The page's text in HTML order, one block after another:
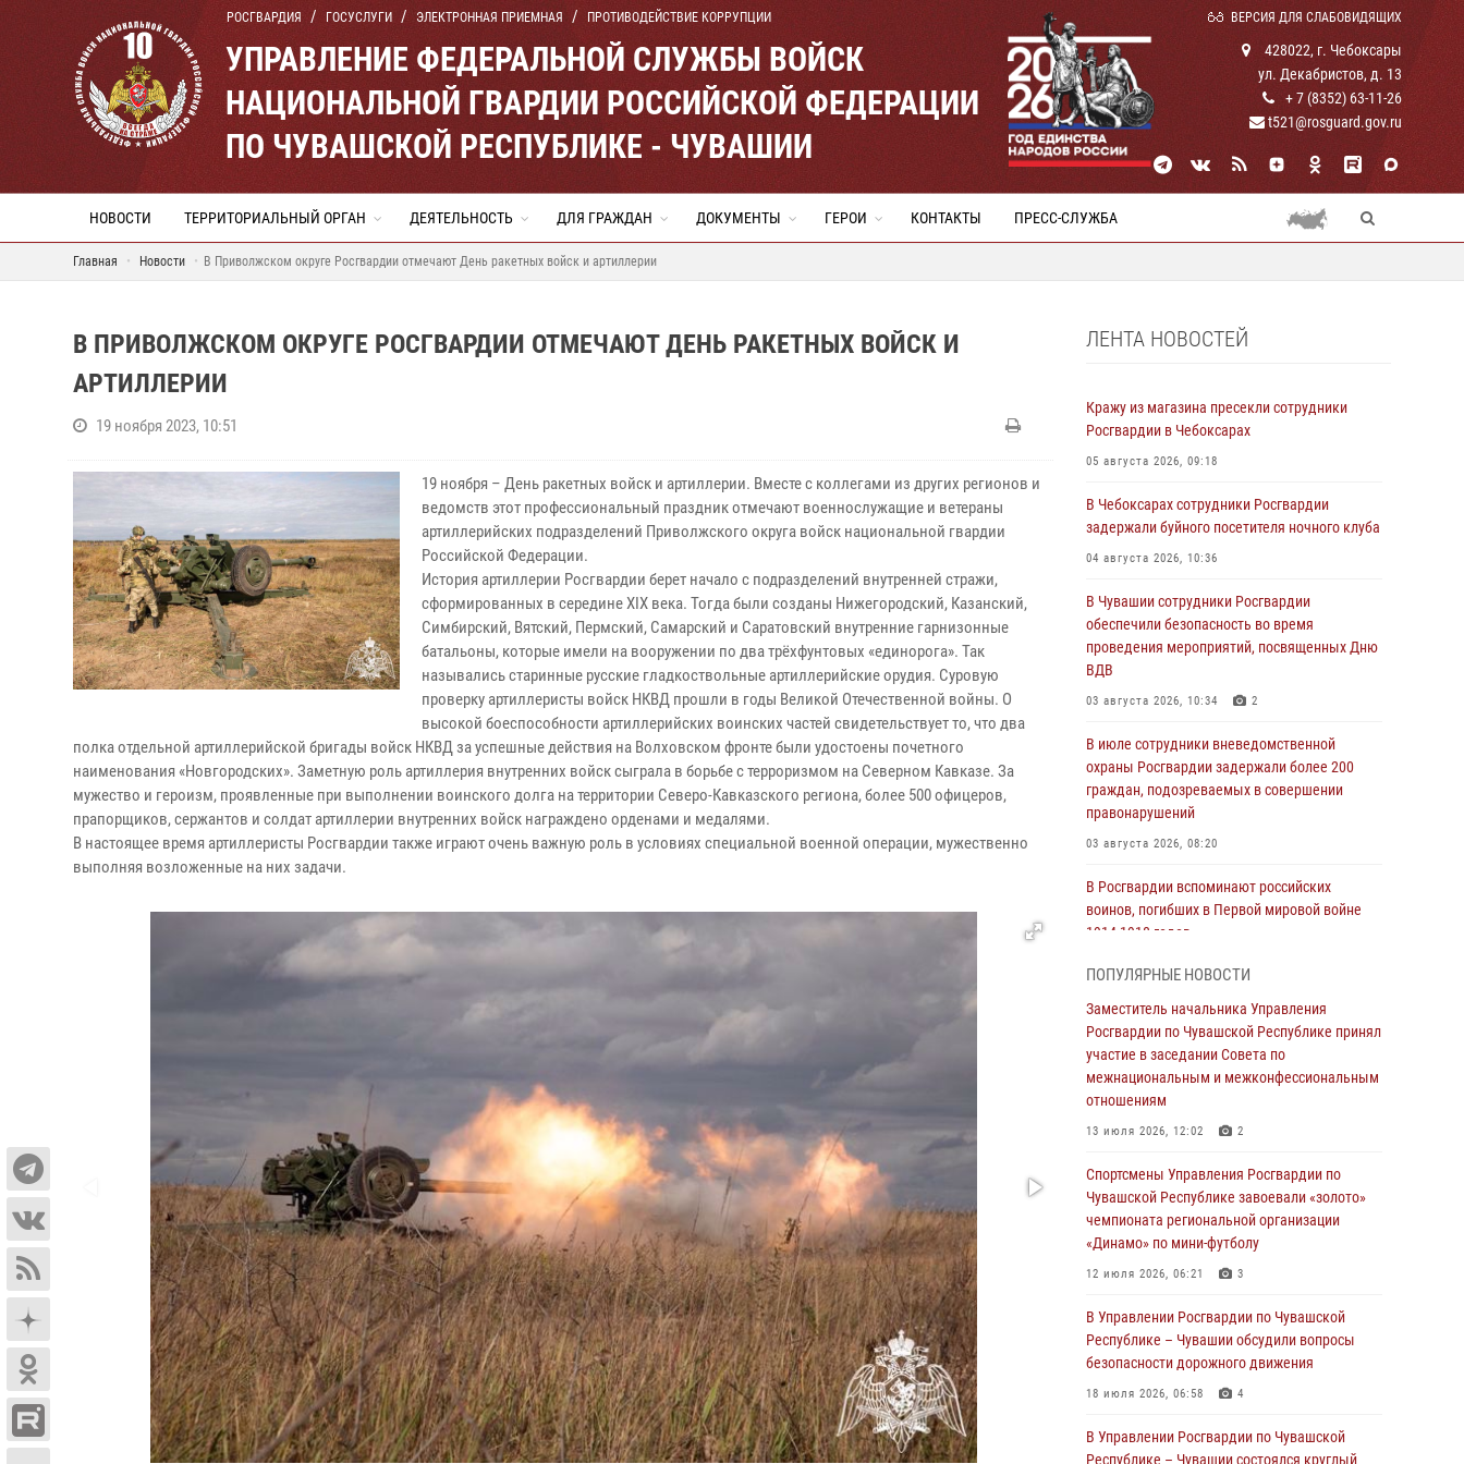
РОСГВАРДИЯ ГОСУСЛУГИ ЭЛЕКТРОННАЯ ПРИЕМНАЯ ПРОТИВОДЕЙСТВИЕ КОРРУПЦИИ ВЕРСИЯ ДЛЯ СЛАБОВИДЯЩИХ
УПРАВЛЕНИЕ ФЕДЕРАЛЬНОЙ СЛУЖБЫ ВОЙСК
НАЦИОНАЛЬНОЙ ГВАРДИИ РОССИЙСКОЙ ФЕДЕРАЦИИ
ПО ЧУВАШСКОЙ РЕСПУБЛИКЕ - ЧУВАШИИ
428022, г. Чебоксары
ул. Декабристов, д. 13
+ 7 (8352) 63-11-26
t521@rosguard.gov.ru
НОВОСТИ ТЕРРИТОРИАЛЬНЫЙ ОРГАН ДЕЯТЕЛЬНОСТЬ ДЛЯ ГРАЖДАН ДОКУМЕНТЫ ГЕРОИ КОНТАКТЫ ПРЕСС-СЛУЖБА
Главная Новости В Приволжском округе Росгвардии отмечают День ракетных войск и артиллерии
В ПРИВОЛЖСКОМ ОКРУГЕ РОСГВАРДИИ ОТМЕЧАЮТ ДЕНЬ РАКЕТНЫХ ВОЙСК И
АРТИЛЛЕРИИ
19 ноября 2023, 10:51
19 ноября – День ракетных войск и артиллерии. Вместе с коллегами из других регионов и
ведомств этот профессиональный праздник отмечают военнослужащие и ветераны
артиллерийских подразделений Приволжского округа войск национальной гвардии
Российской Федерации.
История артиллерии Росгвардии берет начало с подразделений внутренней стражи,
сформированных в середине XIX века. Тогда были созданы Нижегородский, Казанский,
Симбирский, Вятский, Пермский, Самарский и Саратовский внутренние гарнизонные
батальоны, которые имели на вооружении по два трёхфунтовых «единорога». Так
назывались старинные русские гладкоствольные артиллерийские орудия. Суровую
проверку артиллеристы войск НКВД прошли в годы Великой Отечественной войны. О
высокой боеспособности артиллерийских воинских частей свидетельствует то, что два
полка отдельной артиллерийской бригады войск НКВД за успешные действия на Волховском фронте были удостоены почетного
наименования «Новгородских». Заметную роль артиллерия внутренних войск сыграла в борьбе с терроризмом на Северном Кавказе. За
мужество и героизм, проявленные при выполнении воинского долга на территории Северо-Кавказского региона, более 500 офицеров,
прапорщиков, сержантов и солдат артиллерии внутренних войск награждено орденами и медалями.
В настоящее время артиллеристы Росгвардии также играют очень важную роль в условиях специальной военной операции, мужественно
выполняя возложенные на них задачи.
ЛЕНТА НОВОСТЕЙ
Кражу из магазина пресекли сотрудники
Росгвардии в Чебоксарах
05 августа 2026, 09:18
В Чебоксарах сотрудники Росгвардии
задержали буйного посетителя ночного клуба
04 августа 2026, 10:36
В Чувашии сотрудники Росгвардии
обеспечили безопасность во время
проведения мероприятий, посвященных Дню
ВДВ
03 августа 2026, 10:34 2
В июле сотрудники вневедомственной
охраны Росгвардии задержали более 200
граждан, подозреваемых в совершении
правонарушений
03 августа 2026, 08:20
В Росгвардии вспоминают российских
воинов, погибших в Первой мировой войне
1914-1918 годов
В Ядрине сотрудники Росгвардии задержали
подозреваемого в причинении тяжкого вреда
здоровью
01 августа 2026, 06:12
1 августа – День дежурной службы войск
Федерации
01 августа 2026, 05:17
Директор Росгвардии Герой России генерал
армии Виктор Золотов поздравил
профессиональным праздником
01 августа 2026, 00:01
В Чебоксарах при участии спецназа
немаркированной никотиносодержащей
продукции (видео)
ПОПУЛЯРНЫЕ НОВОСТИ
Заместитель начальника Управления
Росгвардии по Чувашской Республике принял
участие в заседании Совета по
межнациональным и межконфессиональным
отношениям
13 июля 2026, 12:02 2
Спортсмены Управления Росгвардии по
Чувашской Республике завоевали «золото»
чемпионата региональной организации
«Динамо» по мини-футболу
12 июля 2026, 06:21 3
В Управлении Росгвардии по Чувашской
Республике – Чувашии обсудили вопросы
безопасности дорожного движения
18 июля 2026, 06:58 4
В Управлении Росгвардии по Чувашской
Республике – Чувашии состоялся круглый